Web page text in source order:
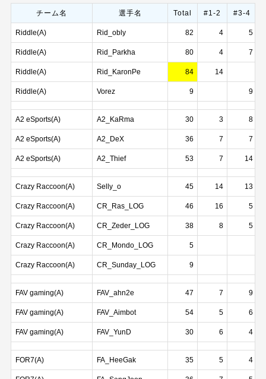
チーム名 選手名 Total #1-2 #3-4
Riddle(A) Rid_obly 82 4 5
Riddle(A) Rid_Parkha 80 4 7
Riddle(A) Rid_KaronPe 84 14
Riddle(A) Vorez 9 9
A2 eSports(A) A2_KaRma 30 3 8
A2 eSports(A) A2_DeX 36 7 7
A2 eSports(A) A2_Thief 53 7 14
Crazy Raccoon(A) Selly_o 45 14 13
Crazy Raccoon(A) CR_Ras_LOG 46 16 5
Crazy Raccoon(A) CR_Zeder_LOG 38 8 5
Crazy Raccoon(A) CR_Mondo_LOG 5
Crazy Raccoon(A) CR_Sunday_LOG 9
FAV gaming(A) FAV_ahn2e 47 7 9
FAV gaming(A) FAV_Aimbot 54 5 6
FAV gaming(A) FAV_YunD 30 6 4
FOR7(A) FA_HeeGak 35 5 4